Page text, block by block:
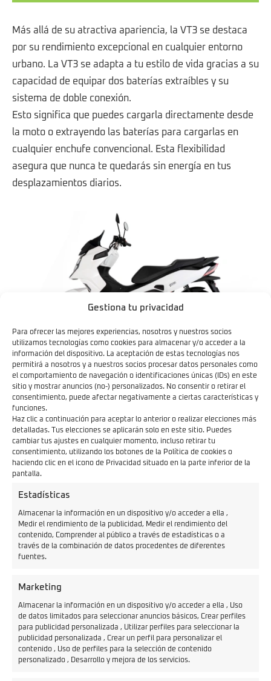
Gestiona tu privacidad
Para ofrecer las mejores experiencias, nosotros y nuestros socios
utilizamos tecnologías como cookies para almacenar y/o acceder a la
información del dispositivo. La aceptación de estas tecnologías nos
permitirá a nosotros y a nuestros socios procesar datos personales como
el comportamiento de navegación o identificaciones únicas (IDs) en este
sitio y mostrar anuncios (no-) personalizados. No consentir o retirar el
consentimiento, puede afectar negativamente a ciertas características y
funciones.
Haz clic a continuación para aceptar lo anterior o realizar elecciones más
detalladas. Tus elecciones se aplicarán solo en este sitio. Puedes
cambiar tus ajustes en cualquier momento, incluso retirar tu
consentimiento, utilizando los botones de la Política de cookies o
haciendo clic en el icono de Privacidad situado en la parte inferior de la
pantalla.
Estadísticas
Almacenar la información en un dispositivo y/o acceder a ella ,
Medir el rendimiento de la publicidad, Medir el rendimiento del
contenido, Comprender al público a través de estadísticas o a
través de la combinación de datos procedentes de diferentes
fuentes.
Marketing
Almacenar la información en un dispositivo y/o acceder a ella , Uso
de datos limitados para seleccionar anuncios básicos, Crear perfiles
para publicidad personalizada , Utilizar perfiles para seleccionar la
publicidad personalizada , Crear un perfil para personalizar el
contenido , Uso de perfiles para la selección de contenido
personalizado , Desarrollo y mejora de los servicios.
Más allá de su atractiva apariencia, la VT3 se destaca
por su rendimiento excepcional en cualquier entorno
urbano. La VT3 se adapta a tu estilo de vida gracias a su
capacidad de equipar dos baterías extraíbles y su
sistema de doble conexión.
Esto significa que puedes cargarla directamente desde
la moto o extrayendo las baterías para cargarlas en
cualquier enchufe convencional. Esta flexibilidad
asegura que nunca te quedarás sin energía en tus
desplazamientos diarios.
Estascooter eléctrica
características tecnológicas que mejoran
significativamente la experiencia del conductor. Un
LEDgarantiza una visibilidad óptima, mientras que el
panel de control LCD
accesible. Además, la guantera con
una adición bienvenida para mantener tus dispositivos
electrónicos siempre cargados.
Con una potencia máxima de 5.600Wdistribuida en
excepcional. Alcanzando
, esta scooter eléctrica no solo es eficiente, sino
también emocionante de conducir. Con una autonomía
de más de 100 km*, la VT3 demuestra que la movilidad
eléctrica no compromete la distancia que puedes